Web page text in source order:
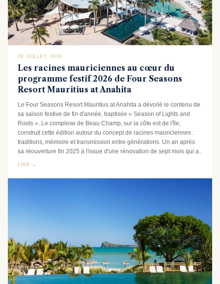
28 JUILLET, 2026
Les racines mauriciennes au cœur du
programme festif 2026 de Four Seasons
Resort Mauritius at Anahita
Le Four Seasons Resort Mauritius at Anahita a dévoilé le contenu de
sa saison festive de fin d'année, baptisée « Season of Lights and
Roots ». Le complexe de Beau Champ, sur la côte est de l'île,
construit cette édition autour du concept de racines mauriciennes :
traditions, mémoire et transmission entre générations. Un an après
sa réouverture fin 2025 à l'issue d'une rénovation de sept mois qui a..
LIRE →